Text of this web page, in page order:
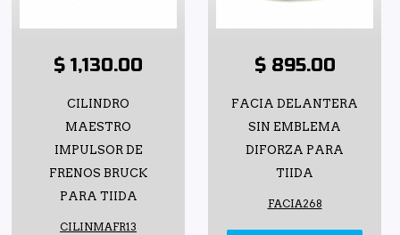
$ 1,130.00
CILINDRO
MAESTRO
IMPULSOR DE
FRENOS BRUCK
PARA TIIDA
CILINMAFR13
$ 895.00
FACIA DELANTERA
SIN EMBLEMA
DIFORZA PARA
TIIDA
FACIA268